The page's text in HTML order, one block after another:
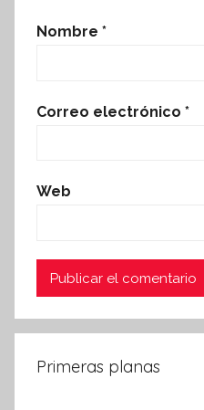
Nombre *
Correo electrónico *
Web
Primeras planas